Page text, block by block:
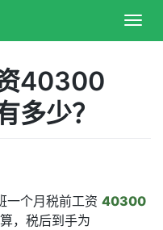
40300
多少？
一个月税前工资 40300
，税后到手为